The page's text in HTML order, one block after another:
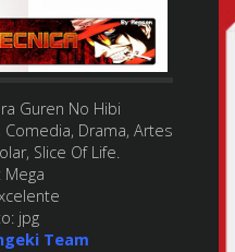
Guren No Hibi
Drama, Artes
Slice Of Life.
Mega
jpg
Team